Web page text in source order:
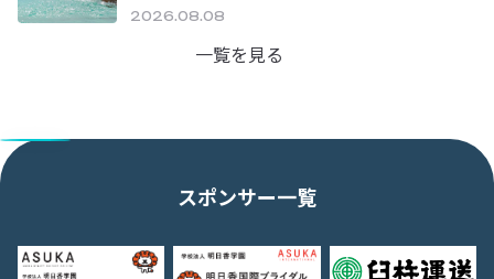
2026.08.08
一覧を見る
スポンサー一覧